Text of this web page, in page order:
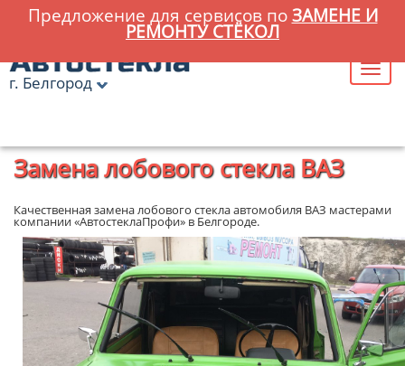
Предложение для сервисов по ЗАМЕНЕ И
РЕМОНТУ СТЁКОЛ
г. Белгород
Замена лобового стекла ВАЗ
Качественная замена лобового стекла автомобиля ВАЗ мастерами
компании «АвтостеклаПрофи» в Белгороде.